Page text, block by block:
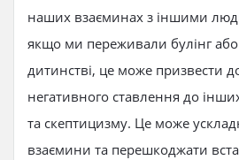
наших взаєминах з іншими
якщо ми переживали булінг або
дитинстві, це може призвести
негативного ставлення до
та скептицизму. Це може
взаємини та перешкоджати